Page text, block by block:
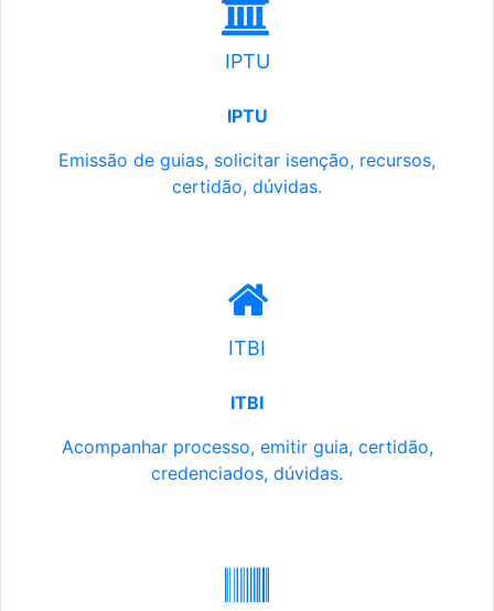
IPTU
IPTU
Emissão de guias, solicitar isenção, recursos,
certidão, dúvidas.
ITBI
ITBI
Acompanhar processo, emitir guia, certidão,
credenciados, dúvidas.